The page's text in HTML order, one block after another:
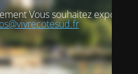
Vous souhaitez exposer ?